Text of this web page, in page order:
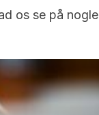
os se på nogle